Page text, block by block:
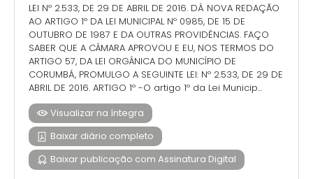
LEI Nº 2.533, DE 29 DE ABRIL DE 2016. DÁ NOVA REDAÇÃO
AO ARTIGO 1º DA LEI MUNICIPAL Nº 0985, DE 15 DE
OUTUBRO DE 1987 E DA OUTRAS PROVIDÊNCIAS. FAÇO
SABER QUE A CÂMARA APROVOU E EU, NOS TERMOS DO
ARTIGO 57, DA LEI ORGÂNICA DO MUNICÍPIO DE
CORUMBÁ, PROMULGO A SEGUINTE LEI: Nº 2.533, DE 29 DE
ABRIL DE 2016. ARTIGO 1º -O artigo 1º da Lei Municip...
Visualizar na íntegra
Baixar diário completo
Baixar publicação com Assinatura Digital